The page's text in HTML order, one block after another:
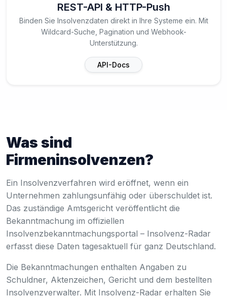
REST-API & HTTP-Push
Binden Sie Insolvenzdaten direkt in Ihre Systeme ein. Mit
Wildcard-Suche, Pagination und Webhook-
Unterstützung.
API-Docs
Was sind
Firmeninsolvenzen?
Ein Insolvenzverfahren wird eröffnet, wenn ein
Unternehmen zahlungsunfähig oder überschuldet ist.
Das zuständige Amtsgericht veröffentlicht die
Bekanntmachung im offiziellen
Insolvenzbekanntmachungsportal – Insolvenz-Radar
erfasst diese Daten tagesaktuell für ganz Deutschland.
Die Bekanntmachungen enthalten Angaben zu
Schuldner, Aktenzeichen, Gericht und dem bestellten
Insolvenzverwalter. Mit Insolvenz-Radar erhalten Sie